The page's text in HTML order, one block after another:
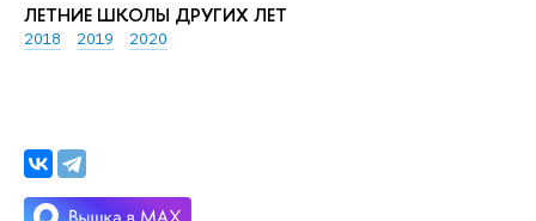
ЛЕТНИЕ ШКОЛЫ ДРУГИХ ЛЕТ
2018 2019 2020